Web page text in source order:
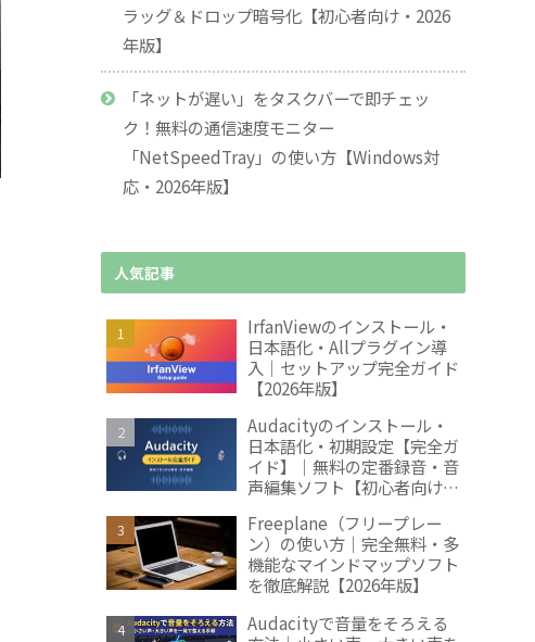
ラッグ＆ドロップ暗号化【初心者向け・2026
年版】
「ネットが遅い」をタスクバーで即チェッ
ク！無料の通信速度モニター
「NetSpeedTray」の使い方【Windows対
応・2026年版】
人気記事
IrfanViewのインストール・
日本語化・Allプラグイン導
入｜セットアップ完全ガイド
【2026年版】
Audacityのインストール・
日本語化・初期設定【完全ガ
イド】｜無料の定番録音・音
声編集ソフト【初心者向け・
Freeplane（フリープレー
ン）の使い方｜完全無料・多
機能なマインドマップソフト
を徹底解説【2026年版】
Audacityで音量をそろえる